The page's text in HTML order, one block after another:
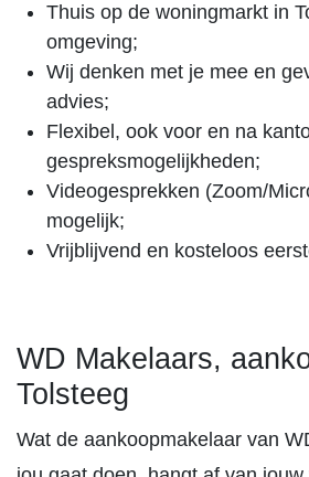
Thuis op de woningmarkt in
omgeving;
Wij denken met je mee en
advies;
Flexibel, ook voor en na
gespreksmogelijkheden;
Videogesprekken (Zoom/
mogelijk;
Vrijblijvend en kosteloos
WD Makelaars,
Tolsteeg
Wat de aankoopmakelaar van